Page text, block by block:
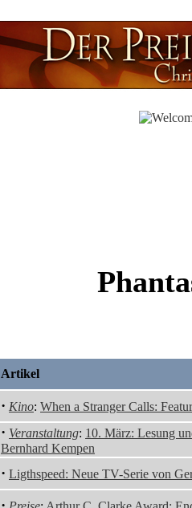
Artikel
· Kino: When a Stranger Calls:
· Veranstaltung: 10. März: Lesung
Bernhard Kempen
· Ligthspeed: Neue TV-Serie von